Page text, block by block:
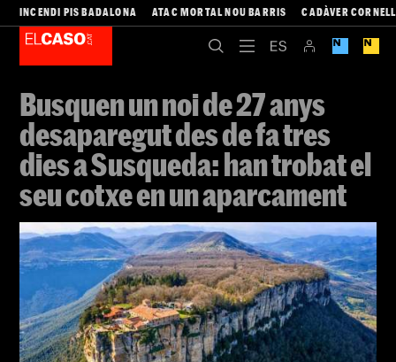
INCENDI PIS BADALONA ATAC MORTAL NOU BARRIS CADÀVER
Busquen un noi de 27 anys
desaparegut des de fa tres
dies a Susqueda: han trobat el
seu cotxe en un aparcament